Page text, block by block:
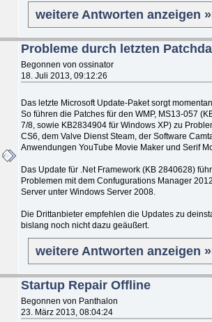
weitere Antworten anzeigen
Probleme durch letzten
Begonnen von ossinator
18. Juli 2013, 09:12:26
Das letzte Microsoft Update-Paket sorgt
So führen die Patches für den WMP, MS13-057
7/8, sowie KB2834904 für Windows XP) zu
CS6, dem Valve Dienst Steam, der Software
Anwendungen YouTube Movie Maker und Serif
Das Update für .Net Framework (KB 2840628)
Problemen mit dem Confugurations Manager
Server unter Windows Server 2008.
Die Drittanbieter empfehlen die Updates zu
bislang noch nicht dazu geäußert.
weitere Antworten anzeigen
Startup Repair Offline
Begonnen von Panthalon
23. März 2013, 08:04:24